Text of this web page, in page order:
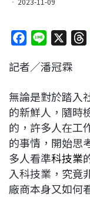
c
b
o
o
k
n
s
記者／潘冠霖
無論是對於踏入
的新鮮人，隨時
的，許多人在工
的事情，開始思
多人看準科技業
入科技業，究竟
廠商本身又如何